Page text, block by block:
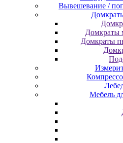
Вывешевание /
Домкраты
Домкраты
Мебель